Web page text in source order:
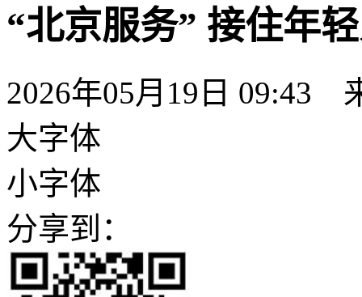
“北京服务” 接住年
2026年05月19日 09:43
大字体
小字体
分享到：